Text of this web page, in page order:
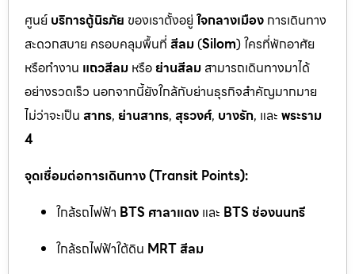
ศูนย์ บริการตู้นิรภัย ของเราตั้งอยู่ ใจกลางเมือง การเดินทาง
สะดวกสบาย ครอบคลุมพื้นที่ สีลม(Silom) ใครที่พักอาศัย
หรือทำงาน แถวสีลม หรือย่านสีลม สามารถเดินทางมาได้
อย่างรวดเร็ว นอกจากนี้ยังใกล้กับย่านธุรกิจสำคัญมากมาย
ไม่ว่าจะเป็น สาทร, ย่านสาทร, สุรวงศ์, บางรัก, และ พระราม
4
จุดเชื่อมต่อการเดินทาง (Transit Points):
ใกล้รถไฟฟ้า BTS ศาลาแดง และ BTS ช่องนนทรี
ใกล้รถไฟฟ้าใต้ดิน MRT สีลม